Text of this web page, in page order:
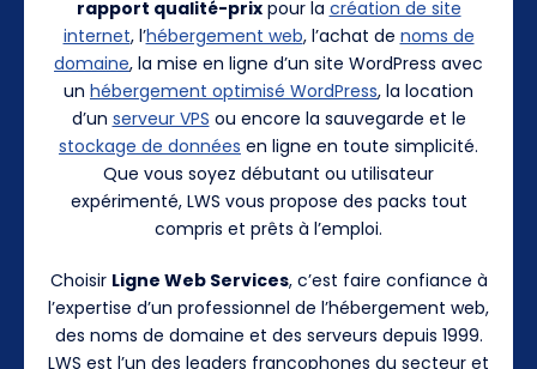
rapport qualité-prixpour la création de site
internet, l’hébergement web, l’achat de noms de
domaine, la mise en ligne d’un site WordPress avec
un hébergement optimisé WordPress, la location
d’un serveur VPS ou encore la sauvegarde et le
stockage de données en ligne en toute simplicité.
Que vous soyez débutant ou utilisateur
expérimenté, LWS vous propose des packs tout
compris et prêts à l’emploi.
Choisir Ligne Web Services, c’est faire confiance à
l’expertise d’un professionnel de l’hébergement web,
des noms de domaine et des serveurs depuis 1999.
LWS est l’un des leaders francophones du secteur et